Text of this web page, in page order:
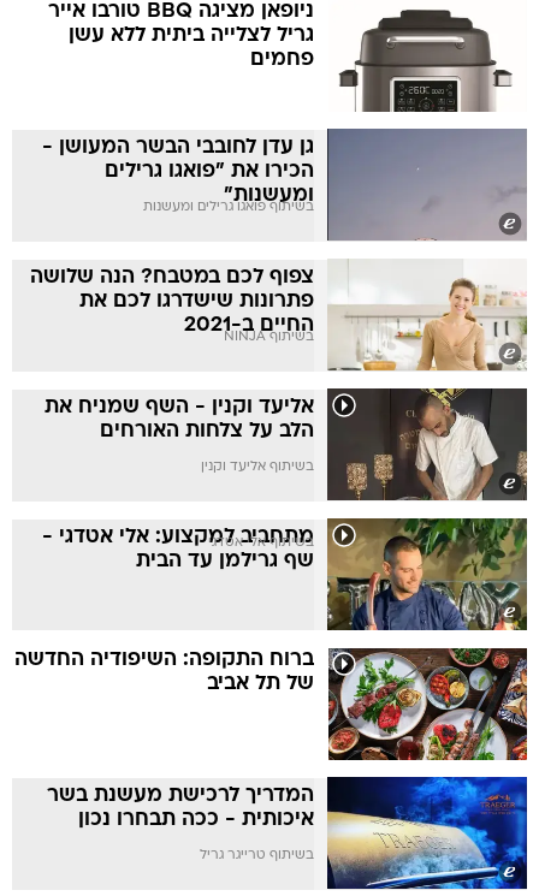
ניופאן מציגה BBQ טורבו אייר
גריל לצלייה ביתית ללא עשן
פחמים
גן עדן לחובבי הבשר המעושן -
הכירו את "פואגו גרילים
ומעשנות"
בשיתוף פואגו גרילים ומעשנות
צפוף לכם במטבח? הנה שלושה
פתרונות שישדרגו לכם את
החיים ב-2021
בשיתוף NINJA
אליעד וקנין - השף שמניח את
הלב על צלחות האורחים
בשיתוף אליעד וקנין
מתחביב למקצוע: אלי אטדגי -
שף גרילמן עד הבית
בשיתוף אלי אטדגי
ברוח התקופה: השיפודיה החדשה
של תל אביב
המדריך לרכישת מעשנת בשר
איכותית - ככה תבחרו נכון
בשיתוף טרייגר גריל